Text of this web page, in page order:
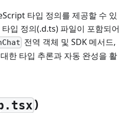
타입 정의를 제공할 수 있
입 정의(.d.ts) 파일이 포함되어
전역 객체 및 SDK 메서드,
한 타입 추론과 자동 완성을 활
)